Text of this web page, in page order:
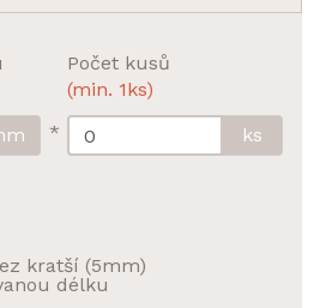
*
Počet kusů
(min. 1ks)
ks
kratší (5mm)
délku